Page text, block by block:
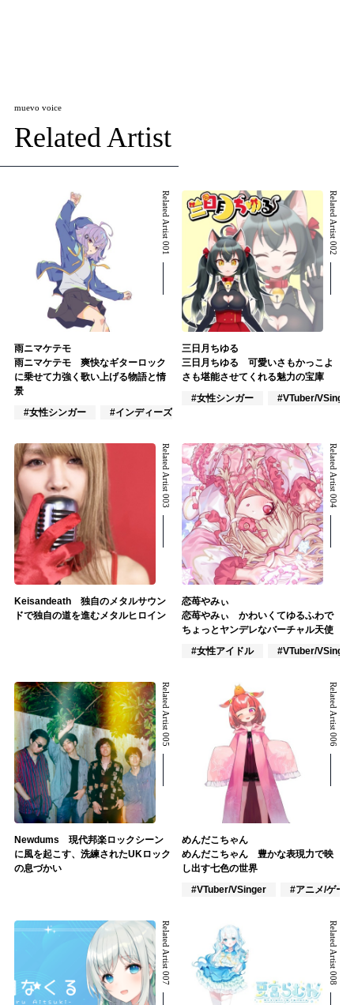
muevo voice
Related Artist
Related Artist 001
雨ニマケテモ
雨ニマケテモ 爽快なギターロック
に乗せて力強く歌い上げる物語と情
景
#女性シンガー
#インディーズ
Related Artist 002
三日月ちゆる
三日月ちゆる 可愛いさもかっこよ
さも堪能させてくれる魅力の宝庫
#女性シンガー
#VTuber/VSinger
Related Artist 003
Keisandeath 独自のメタルサウン
ドで独自の道を進むメタルヒロイン
Related Artist 004
恋苺やみぃ
恋苺やみぃ かわいくてゆるふわで
ちょっとヤンデレなバーチャル天使
#女性アイドル
#VTuber/VSinger
Related Artist 005
Newdums 現代邦楽ロックシーン
に風を起こす、洗練されたUKロック
の息づかい
Related Artist 006
めんだこちゃん
めんだこちゃん 豊かな表現力で映
し出す七色の世界
#VTuber/VSinger
#アニメ/ゲーム
Related Artist 007 Related Artist 008